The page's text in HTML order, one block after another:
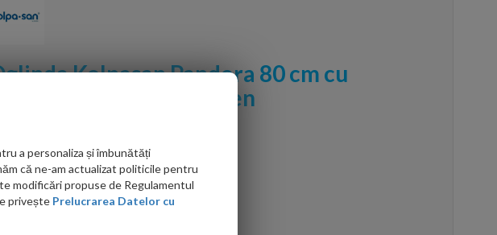
Kolpasan Pandora 80 cm cu
iluminare led touchscreen
2,499.00 RON
RON
a personaliza și îmbunătăți
că ne-am actualizat politicile pentru
modificări propuse de Regulamentul
privește Prelucrarea Datelor cu